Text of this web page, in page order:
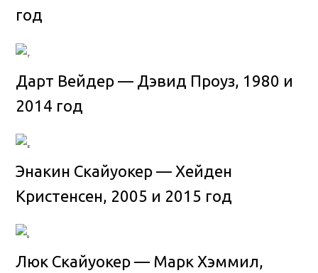
год
Дарт Вейдер — Дэвид Проуз, 1980 и
2014 год
Энакин Скайуокер — Хейден
Кристенсен, 2005 и 2015 год
Люк Скайуокер — Марк Хэммил,